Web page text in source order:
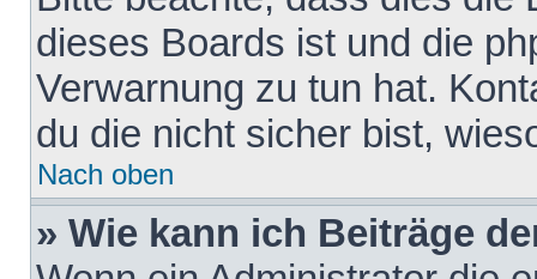
dieses Boards ist und die
Verwarnung zu tun hat.
du die nicht sicher bist,
Nach oben
» Wie kann ich Beiträge